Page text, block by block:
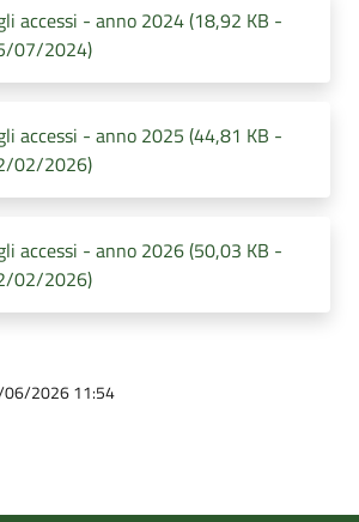
accessi - anno 2024 (18,92 KB -
07/2024)
accessi - anno 2025 (44,81 KB -
02/2026)
accessi - anno 2026 (50,03 KB -
02/2026)
06/2026 11:54